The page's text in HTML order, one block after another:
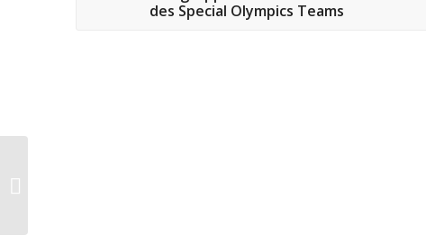
des Special Olympics Teams